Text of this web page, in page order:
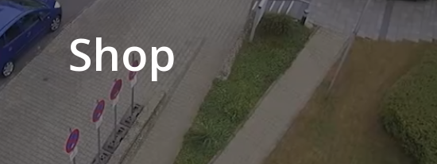
Shop